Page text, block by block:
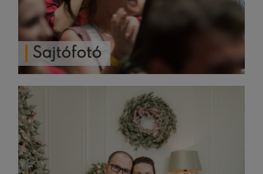
Sajtófotó